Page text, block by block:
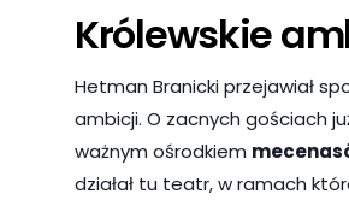
Królewskie
Hetman Branicki przejawiał
ambicji. O zacnych gościach
ważnym ośrodkiem
działał tu teatr, w ramach